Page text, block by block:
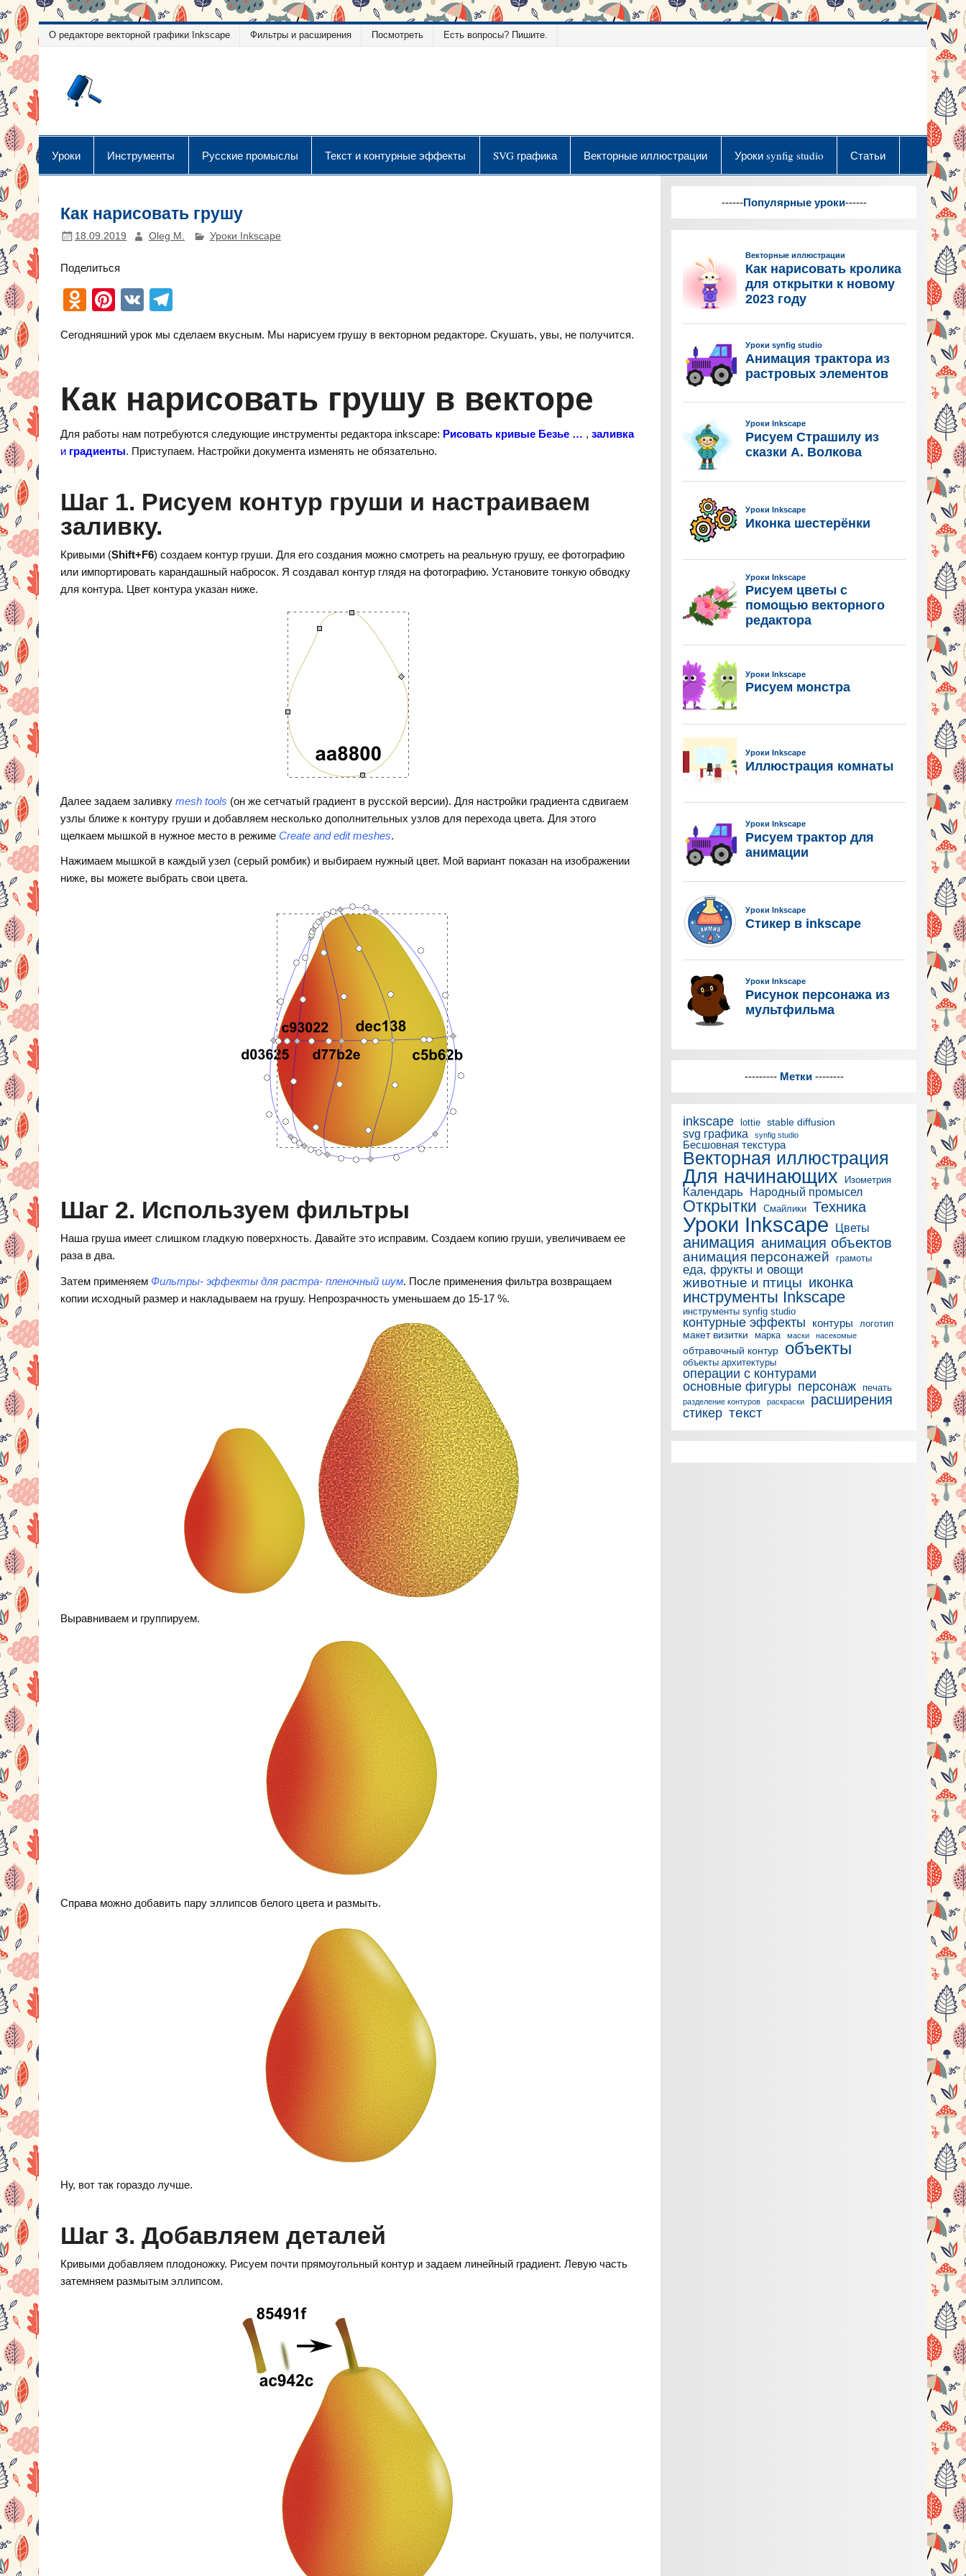
Перейти
к
содержимому
О редакторе векторной графики Inkscape Фильтры и расширения Посмотреть Есть вопросы? Пишите.
Уроки Инструменты Русские промыслы Текст и контурные эффекты SVG графика Векторные иллюстрации Уроки synfig studio Статьи
Как нарисовать грушу
18.09.2019 Oleg M. Уроки Inkscape
Поделиться
O
n
kl
a
ss
ni
Pi
er
st
V
e
a
m
Сегодняшний урок мы сделаем вкусным. Мы нарисуем грушу в векторном редакторе. Скушать, увы, не получится.
Как нарисовать грушу в векторе
Для работы нам потребуются следующие инструменты редактора inkscape: Рисовать кривые Безье … ,заливка
и градиенты. Приступаем. Настройки документа изменять не обязательно.
Шаг 1. Рисуем контур груши и настраиваем
заливку.
Кривыми (Shift+F6) создаем контур груши. Для его создания можно смотреть на реальную грушу, ее фотографию
или импортировать карандашный набросок. Я создавал контур глядя на фотографию. Установите тонкую обводку
для контура. Цвет контура указан ниже.
Далее задаем заливкуmesh tools (он же сетчатый градиент в русской версии). Для настройки градиента сдвигаем
узлы ближе к контуру груши и добавляем несколько дополнительных узлов для перехода цвета. Для этого
щелкаем мышкой в нужное место в режимеCreate and edit meshes.
Нажимаем мышкой в каждый узел (серый ромбик) и выбираем нужный цвет. Мой вариант показан на изображении
ниже, вы можете выбрать свои цвета.
Шаг 2. Используем фильтры
Наша груша имеет слишком гладкую поверхность. Давайте это исправим. Создаем копию груши, увеличиваем ее
раза в два.
Затем применяем Фильтры- эффекты для растра- пленочный шум. После применения фильтра возвращаем
копии исходный размер и накладываем на грушу. Непрозрачность уменьшаем до 15-17 %.
Выравниваем и группируем.
Справа можно добавить пару эллипсов белого цвета и размыть.
Ну, вот так гораздо лучше.
Шаг 3. Добавляем деталей
Кривыми добавляем плодоножку. Рисуем почти прямоугольный контур и задаем линейный градиент. Левую часть
затемняем размытым эллипсом.
------Популярные уроки------
---------Метки--------
inkscape lottie stable diffusion
svg графика synfig studio
Бесшовная текстура
Векторная иллюстрация
Для начинающих Изометрия
Календарь Народный промысел
Открытки Смайлики Техника
Уроки Inkscape Цветы
анимация анимация объектов
анимация персонажей грамоты
еда, фрукты и овощи
животные и птицы иконка
инструменты Inkscape
инструменты synfig studio
контурные эффекты контуры логотип
макет визитки марка маски насекомые
обтравочный контур объекты
объекты архитектуры
операции с контурами
основные фигуры персонаж печать
разделение контуров раскраски расширения
стикер текст